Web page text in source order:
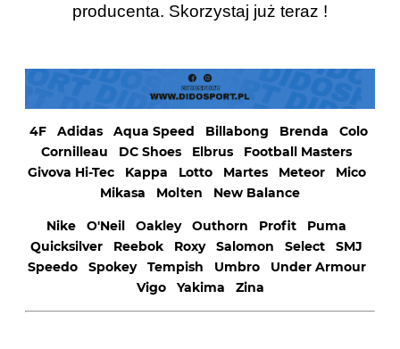
producenta. Skorzystaj już teraz !
4F Adidas Aqua Speed Billabong Brenda
Colo
Cornilleau
DC Shoes Elbrus
Football Masters
Givova Hi-Tec Kappa Lotto Martes Meteor
Mico
Mikasa
Molten New Balance
Nike O'Neil Oakley Outhorn Profit
Puma
Quicksilver
Reebok Roxy Salomon Select
SMJ
Speedo
Spokey Tempish Umbro
Under Armour
Vigo
Yakima Zina